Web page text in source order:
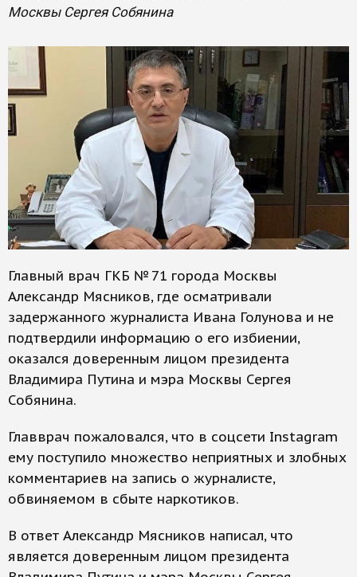
Москвы Сергея Собянина
Главный врач ГКБ № 71 города Москвы
Александр Мясников, где осматривали
задержанного журналиста Ивана Голунова и не
подтвердили информацию о его избиении,
оказался доверенным лицом президента
Владимира Путина и мэра Москвы Сергея
Собянина.
Главврач пожаловался, что в соцсети Instagram
ему поступило множество неприятных и злобных
комментариев на запись о журналисте,
обвиняемом в сбыте наркотиков.
В ответ Александр Мясников написал, что
является доверенным лицом президента